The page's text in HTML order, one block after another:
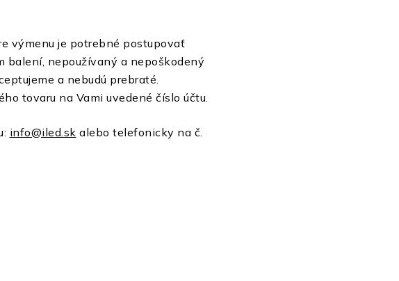
výmenu je potrebné postupovať
balení, nepoužívaný a nepoškodený
a nebudú prebraté.
tovaru na Vami uvedené číslo účtu.
info@iled.sk alebo telefonicky na č.